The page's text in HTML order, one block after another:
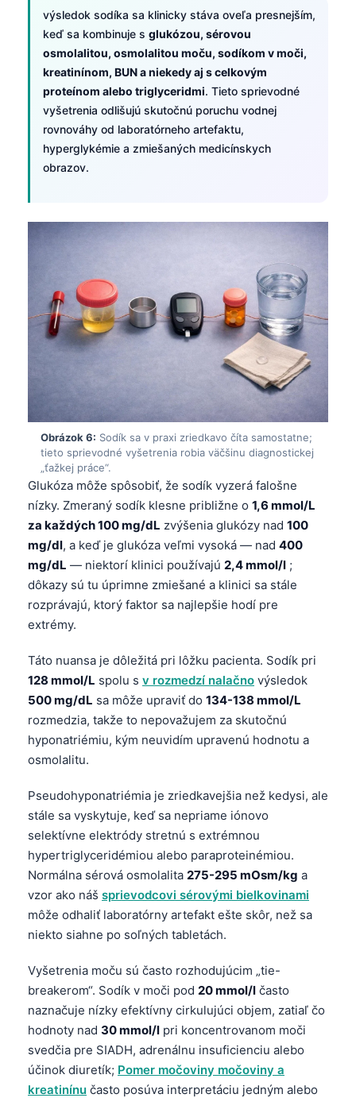
výsledok sodíka sa klinicky stáva oveľa presnejším,
keď sa kombinuje s glukózou, sérovou
osmolalitou, osmolalitou moču, sodíkom v moči,
kreatinínom, BUN a niekedy aj s celkovým
proteínom alebo triglyceridmi. Tieto sprievodné
vyšetrenia odlišujú skutočnú poruchu vodnej
rovnováhy od laboratórneho artefaktu,
hyperglykémie a zmiešaných medicínskych
obrazov.
Obrázok 6: Sodík sa v praxi zriedkavo číta samostatne;
tieto sprievodné vyšetrenia robia väčšinu diagnostickej
„ťažkej práce“.
Glukóza môže spôsobiť, že sodík vyzerá falošne
nízky. Zmeraný sodík klesne približne o 1,6 mmol/L
za každých 100 mg/dL zvýšenia glukózy nad 100
mg/dl, a keď je glukóza veľmi vysoká — nad 400
mg/dL — niektorí klinici používajú 2,4 mmol/l ;
dôkazy sú tu úprimne zmiešané a klinici sa stále
rozprávajú, ktorý faktor sa najlepšie hodí pre
extrémy.
Táto nuansa je dôležitá pri lôžku pacienta. Sodík pri
128 mmol/L spolu s v rozmedzí nalačno výsledok
500 mg/dL sa môže upraviť do 134-138 mmol/L
rozmedzia, takže to nepovažujem za skutočnú
hyponatriémiu, kým neuvidím upravenú hodnotu a
osmolalitu.
Pseudohyponatriémia je zriedkavejšia než kedysi, ale
stále sa vyskytuje, keď sa nepriame iónovo
selektívne elektródy stretnú s extrémnou
hypertriglyceridémiou alebo paraproteinémiou.
Normálna sérová osmolalita 275-295 mOsm/kg a
vzor ako náš sprievodcovi sérovými bielkovinami
môže odhaliť laboratórny artefakt ešte skôr, než sa
niekto siahne po soľných tabletách.
Vyšetrenia moču sú často rozhodujúcim „tie-
breakerom“. Sodík v moči pod 20 mmol/l často
naznačuje nízky efektívny cirkulujúci objem, zatiaľ čo
hodnoty nad 30 mmol/l pri koncentrovanom moči
svedčia pre SIADH, adrenálnu insuficienciu alebo
účinok diuretík; Pomer močoviny močoviny a
kreatinínu často posúva interpretáciu jedným alebo
Shqip
বাংলা
اردو
मराठी
తెలుగు
ગુજરાતી
ಕನ್ನಡ
മലയാളം
Bahasa Melayu
Tiếng Việt
Tagalog
ไทย
ဗမာစာ
ភាសាខ្មែរ
Kiswahili
አማርኛ
O‘zbekcha
Català
Қазақ тілі
Suomi
Hrvatski
پښتو
Galego
Latviešu valoda
Македонски јазик
Afrikaans
Монгол
ພາສາລາວ
Basa Jawa
Cebuano
ئۇيغۇرچە
Кыргызча